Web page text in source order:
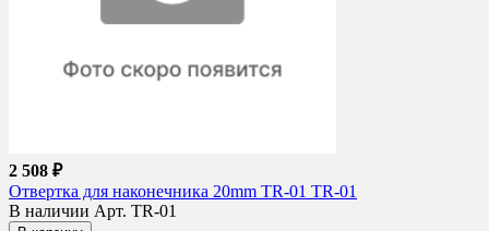
2 508 ₽
Отвертка для наконечника 20mm TR-01 TR-01
В наличии Арт. TR-01